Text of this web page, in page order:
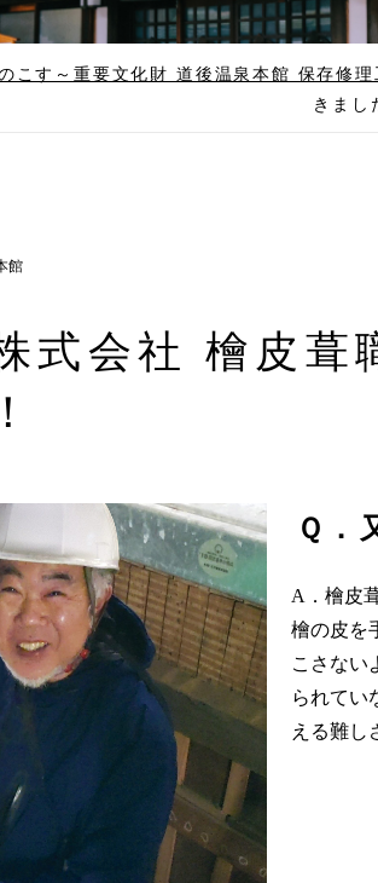
こす～重要文化財 道後温泉本館 保存修理
きまし
館
式会社 檜皮葺
Ｑ．
A．檜皮
檜の皮を
こさない
られてい
える難し